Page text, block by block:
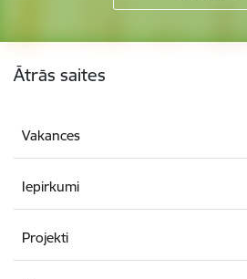
Ātrās saites
Vakances
Iepirkumi
Projekti